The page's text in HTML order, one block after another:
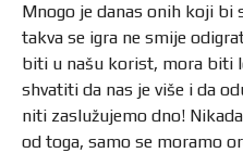
Mnogo je danas onih koji bi
takva se igra ne smije
biti u našu korist, mora biti
shvatiti da nas je više i da
niti zaslužujemo dno!
od toga, samo se moramo